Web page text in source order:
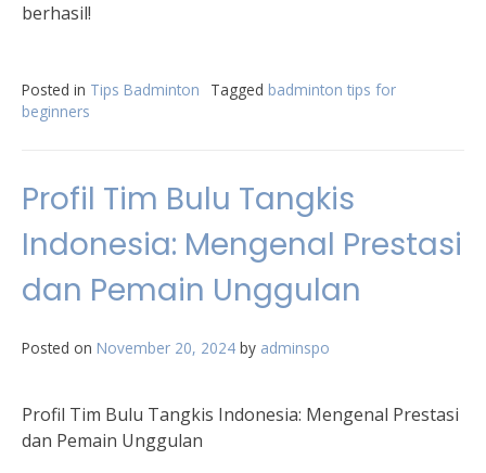
berhasil!
Posted in Tips Badminton Tagged badminton tips for
beginners
Profil Tim Bulu Tangkis
Indonesia: Mengenal Prestasi
dan Pemain Unggulan
Posted on November 20, 2024 by adminspo
Profil Tim Bulu Tangkis Indonesia: Mengenal Prestasi
dan Pemain Unggulan